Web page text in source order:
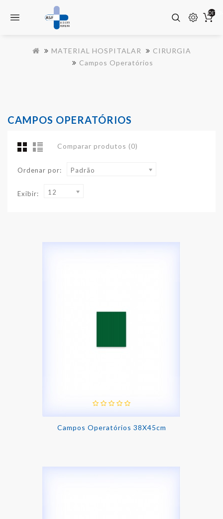
0
MATERIAL HOSPITALAR
CIRURGIA
Campos Operatórios
CAMPOS OPERATÓRIOS
Comparar produtos (0)
Ordenar por: Padrão
Exibir: 12
Campos Operatórios 38X45cm